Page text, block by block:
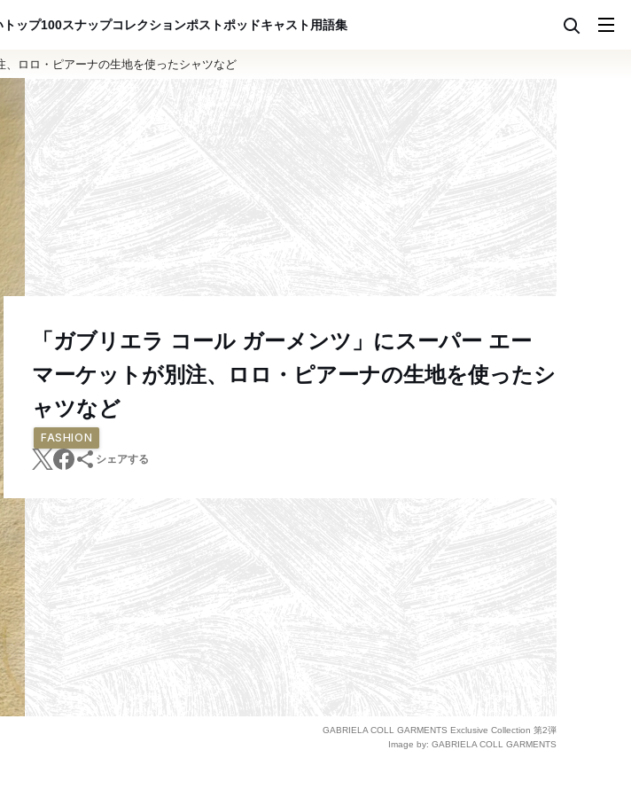
トップ100スナップコレクションポストポッドキャスト用語集
、ロロ・ピアーナの生地を使ったシャツなど
「ガブリエラ コール ガーメンツ」にスーパー エー
マーケットが別注、ロロ・ピアーナの生地を使ったシ
ャツなど
FASHION
シェアする
GABRIELA COLL GARMENTS Exclusive Collection 第2弾
Image by: GABRIELA COLL GARMENTS